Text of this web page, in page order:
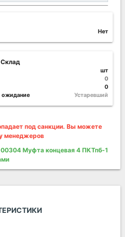
Нет
Склад
шт
0
0
ожидание
Устаревший
под санкции. Вы можете
менеджеров
Муфта концевая 4 ПКТпб-1